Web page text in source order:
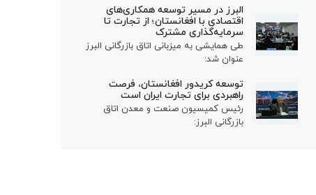
البرز در مسیر توسعه همکاری‌های
اقتصادی با افغانستان؛ از تجارت تا
سرمایه‌گذاری مشترک
طی همایشی به میزبانی اتاق بازرگانی البرز
عنوان شد:
توسعه کریدور افغانستان، فرصت
راهبردی برای تجارت ایران است
رئیس کمیسیون صنعت و معدن اتاق
بازرگانی البرز: